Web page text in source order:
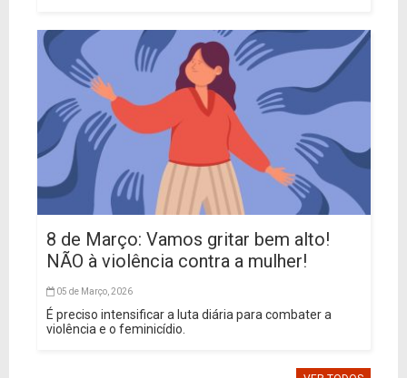
8 de Março: Vamos gritar bem alto!
NÃO à violência contra a mulher!
05 de Março, 2026
É preciso intensificar a luta diária para combater a
violência e o feminicídio.